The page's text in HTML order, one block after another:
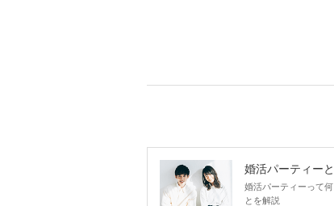
婚活パーティー
婚活パーティーって
とを解説